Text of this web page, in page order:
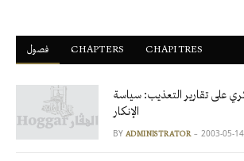
فصول ْCHAPTERS CHAPITRES
على تقارير التعذيب: سياسة
الإنكار
BY ADMINISTRATOR 2003-05-14